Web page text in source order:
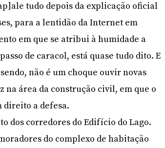
tudo depois da explicação oficial
para a lentidão da Internet em
em que se atribui à humidade a
de caracol, está quase tudo dito. E
não é um choque ouvir novas
na área da construção civil, em que o
direito a defesa.
dos corredores do Edifício do Lago.
do complexo de habitação